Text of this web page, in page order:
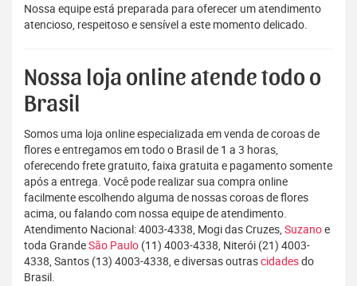
Nossa equipe está preparada para oferecer um atendimento
atencioso, respeitoso e sensível a este momento delicado.
Nossa loja online atende todo o
Brasil
Somos uma loja online especializada em venda de coroas de
flores e entregamos em todo o Brasil de 1 a 3 horas,
oferecendo frete gratuito, faixa gratuita e pagamento somente
após a entrega. Você pode realizar sua compra online
facilmente escolhendo alguma de nossas coroas de flores
acima, ou falando com nossa equipe de atendimento.
Atendimento Nacional: 4003-4338, Mogi das Cruzes, Suzanoe
toda GrandeSão Paulo (11) 4003-4338, Niterói (21) 4003-
4338, Santos (13) 4003-4338, e diversas outrascidadesdo
Brasil.